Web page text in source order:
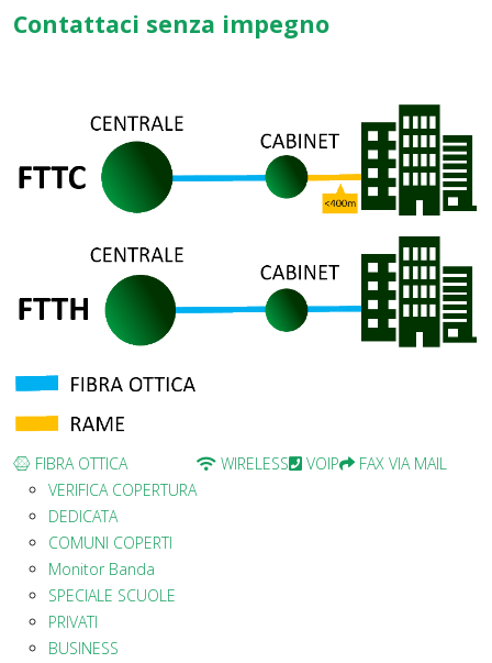
Contattaci senza impegno
FIBRA OTTICA
VERIFICA COPERTURA
DEDICATA
COMUNI COPERTI
Monitor Banda
SPECIALE SCUOLE
PRIVATI
BUSINESS
WIRELESS VOIP FAX VIA MAIL